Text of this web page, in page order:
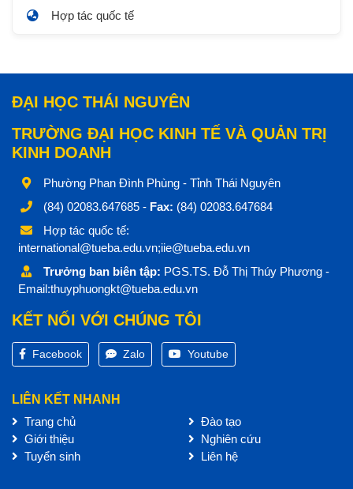
Hợp tác quốc tế
ĐẠI HỌC THÁI NGUYÊN
TRƯỜNG ĐẠI HỌC KINH TẾ VÀ QUẢN TRỊ
KINH DOANH
Phường Phan Đình Phùng - Tỉnh Thái Nguyên
(84) 02083.647685 - Fax: (84) 02083.647684
Hợp tác quốc tế:
international@tueba.edu.vn;iie@tueba.edu.vn
Trưởng ban biên tập: PGS.TS. Đỗ Thị Thúy Phương -
Email:thuyphuongkt@tueba.edu.vn
KẾT NỐI VỚI CHÚNG TÔI
Facebook Zalo Youtube
LIÊN KẾT NHANH
Trang chủ
Giới thiệu
Tuyển sinh
Đào tạo
Nghiên cứu
Liên hệ